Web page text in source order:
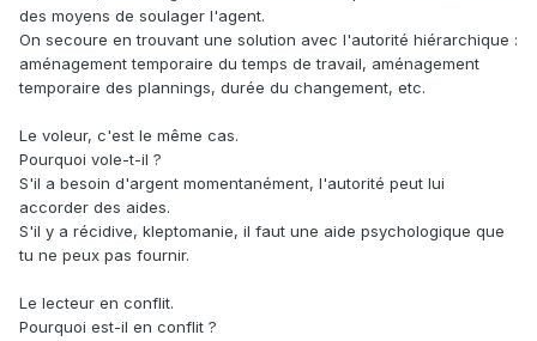
des moyens de soulager l'agent.
On secoure en trouvant une solution avec l'autorité hiérarchique :
aménagement temporaire du temps de travail, aménagement
temporaire des plannings, durée du changement, etc.
Le voleur, c'est le même cas.
Pourquoi vole-t-il ?
S'il a besoin d'argent momentanément, l'autorité peut lui
accorder des aides.
S'il y a récidive, kleptomanie, il faut une aide psychologique que
tu ne peux pas fournir.
Le lecteur en conflit.
Pourquoi est-il en conflit ?